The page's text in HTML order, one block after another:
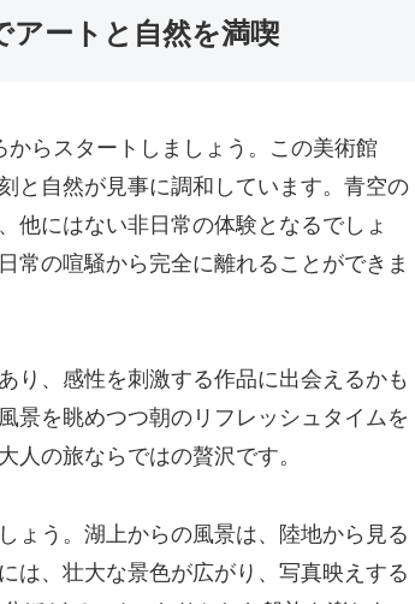
アートと自然を満喫
らスタートしましょう。この美術館
と自然が見事に調和しています。青空の
他にはない非日常の体験となるでしょ
常の喧騒から完全に離れることができま
り、感性を刺激する作品に出会えるかも
景を眺めつつ朝のリフレッシュタイムを
人の旅ならではの贅沢です。
ょう。湖上からの風景は、陸地から見る
は、壮大な景色が広がり、写真映えする